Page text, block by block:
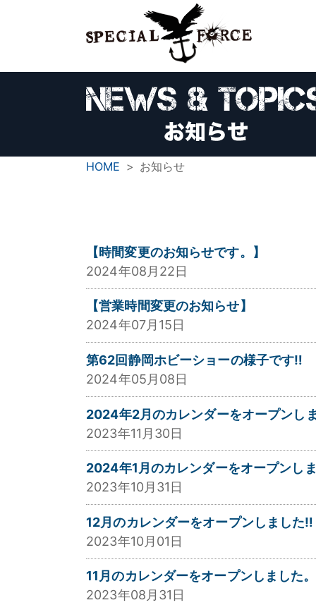
HOME お知らせ
【時間変更のお知らせです。】
2024年08月22日
【営業時間変更のお知らせ】
2024年07月15日
第62回静岡ホビーショーの様子です‼
2024年05月08日
2024年2月のカレンダーをオープンしま
2023年11月30日
2024年1月のカレンダーをオープンしま
2023年10月31日
12月のカレンダーをオープンしました‼
2023年10月01日
11月のカレンダーをオープンしました。
2023年08月31日